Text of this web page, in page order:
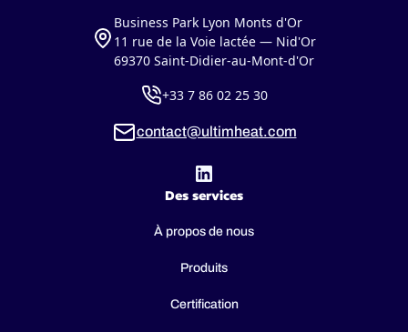
Business Park Lyon Monts d'Or
11 rue de la Voie lactée — Nid'Or
69370 Saint-Didier-au-Mont-d'Or
+33 7 86 02 25 30
contact@ultimheat.com
Des services
À propos de nous
Produits
Certification